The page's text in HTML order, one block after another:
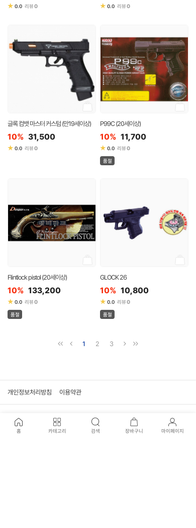
홈 카테고리 검색 장바구니 마이페이지
★ 0.0 리뷰0 ★ 0.0 리뷰0
글록 컴뱃 마스터 커스텀 (만19세이상)
10% 31,500
★ 0.0 리뷰0
P99C (20세이상)
10% 11,700
★ 0.0 리뷰0
품절
Flintlock pistol (20세이상)
10% 133,200
★ 0.0 리뷰0
품절
GLOCK 26
10% 10,800
★ 0.0 리뷰0
품절
1 2 3
개인정보처리방침 이용약관
고객센터